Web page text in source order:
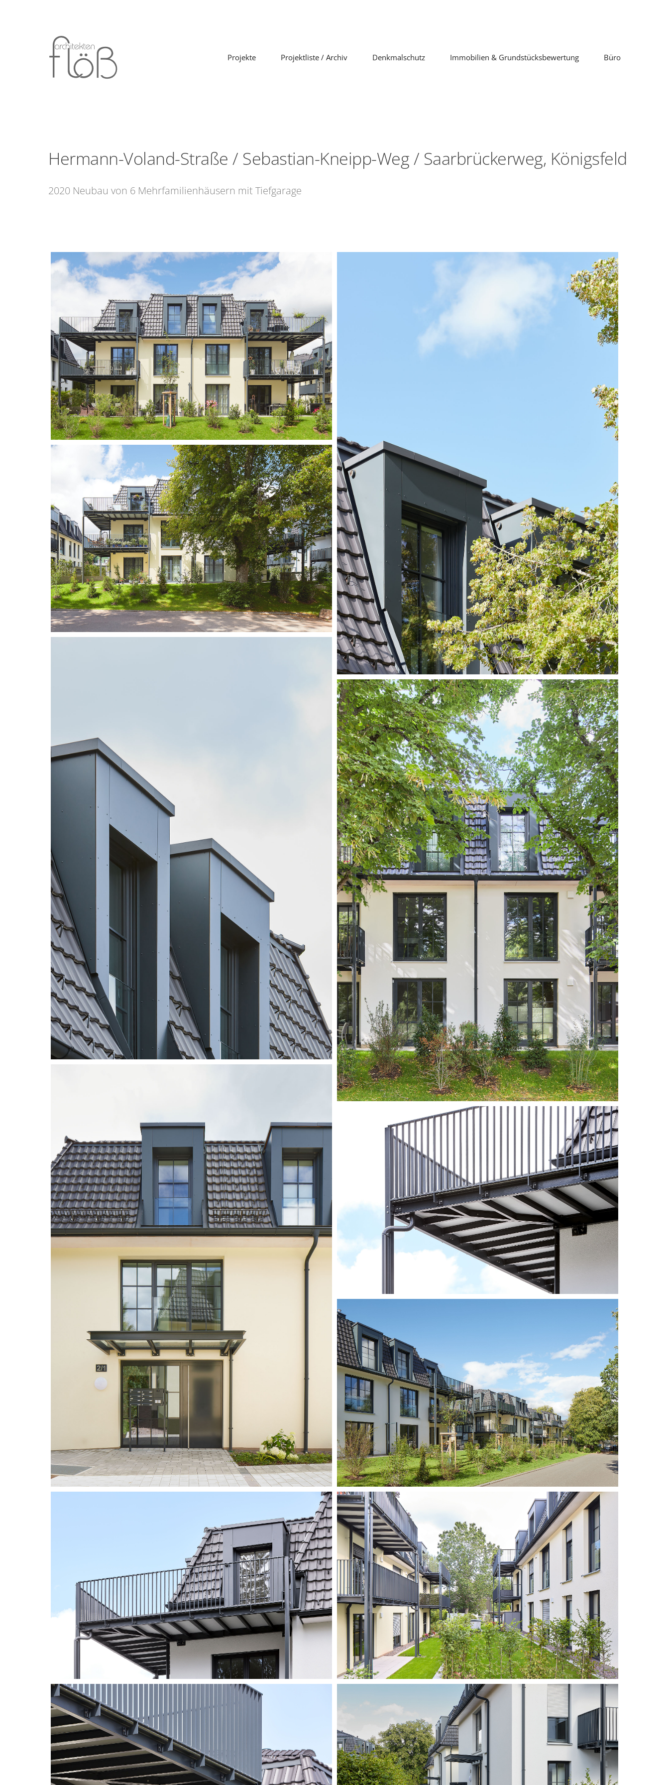
Projekte Projektliste / Archiv Denkmalschutz Immobilien & Grundstücksbewertung Büro
Hermann-Voland-Straße / Sebastian-Kneipp-Weg / Saarbrückerweg, Königsfeld
2020 Neubau von 6 Mehrfamilienhäusern mit Tiefgarage